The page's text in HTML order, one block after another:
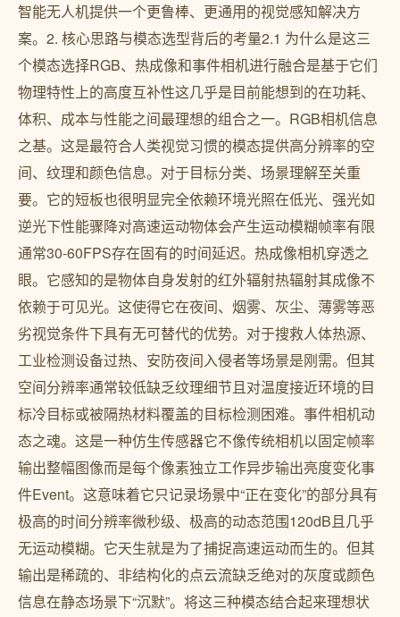
智能无人机提供一个更鲁棒、更通用的视觉感知解决方
案。2. 核心思路与模态选型背后的考量2.1 为什么是这三
个模态选择RGB、热成像和事件相机进行融合是基于它们
物理特性上的高度互补性这几乎是目前能想到的在功耗、
体积、成本与性能之间最理想的组合之一。RGB相机信息
之基。这是最符合人类视觉习惯的模态提供高分辨率的空
间、纹理和颜色信息。对于目标分类、场景理解至关重
要。它的短板也很明显完全依赖环境光照在低光、强光如
逆光下性能骤降对高速运动物体会产生运动模糊帧率有限
通常30-60FPS存在固有的时间延迟。热成像相机穿透之
眼。它感知的是物体自身发射的红外辐射热辐射其成像不
依赖于可见光。这使得它在夜间、烟雾、灰尘、薄雾等恶
劣视觉条件下具有无可替代的优势。对于搜救人体热源、
工业检测设备过热、安防夜间入侵者等场景是刚需。但其
空间分辨率通常较低缺乏纹理细节且对温度接近环境的目
标冷目标或被隔热材料覆盖的目标检测困难。事件相机动
态之魂。这是一种仿生传感器它不像传统相机以固定帧率
输出整幅图像而是每个像素独立工作异步输出亮度变化事
件Event。这意味着它只记录场景中“正在变化”的部分具有
极高的时间分辨率微秒级、极高的动态范围120dB且几乎
无运动模糊。它天生就是为了捕捉高速运动而生的。但其
输出是稀疏的、非结构化的点云流缺乏绝对的灰度或颜色
信息在静态场景下“沉默”。将这三种模态结合起来理想状